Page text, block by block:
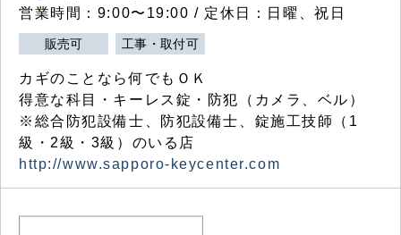
営業時間：9:00〜19:00 / 定休日：日曜、祝日
販売可 工事・取付可
カギのことなら何でもＯＫ
得意な科目・キーレス錠・防犯（カメラ、ベル）
※総合防犯設備士、防犯設備士、錠施工技師（1
級・2級・3級）のいる店
http://www.sapporo-keycenter.com